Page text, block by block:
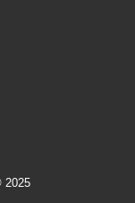
2025